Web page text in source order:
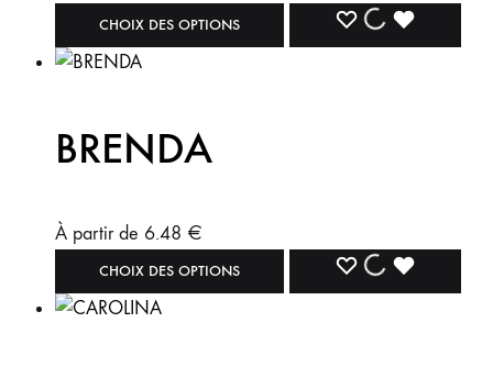
CHOIX DES OPTIONS
BRENDA
À partir de 6.48 €
CHOIX DES OPTIONS